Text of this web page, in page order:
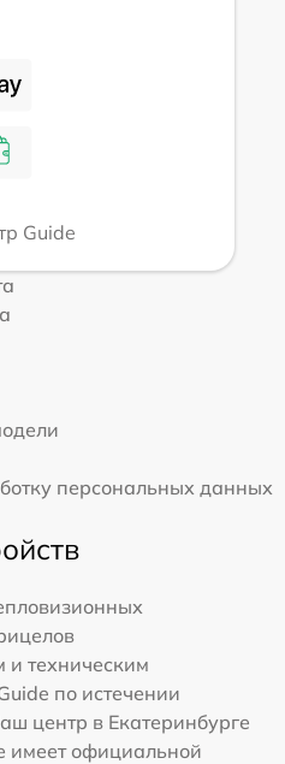
Guide
персональных данных
техническим
по истечении
центр в Екатеринбурге
имеет официальной